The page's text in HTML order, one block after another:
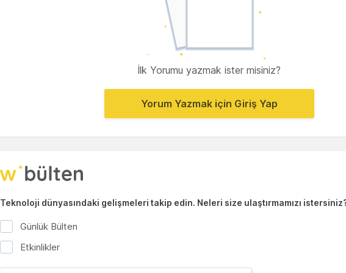
İlk Yorumu yazmak ister misiniz?
Yorum Yazmak için Giriş Yap
Teknoloji dünyasındaki gelişmeleri takip edin. Neleri size ulaştırmamızı
Günlük Bülten
Etkinlikler